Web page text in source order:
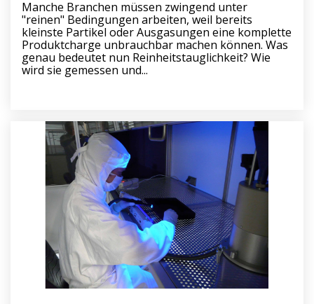
Manche Branchen müssen zwingend unter
"reinen" Bedingungen arbeiten, weil bereits
kleinste Partikel oder Ausgasungen eine komplette
Produktcharge unbrauchbar machen können. Was
genau bedeutet nun Reinheitstauglichkeit? Wie
wird sie gemessen und...